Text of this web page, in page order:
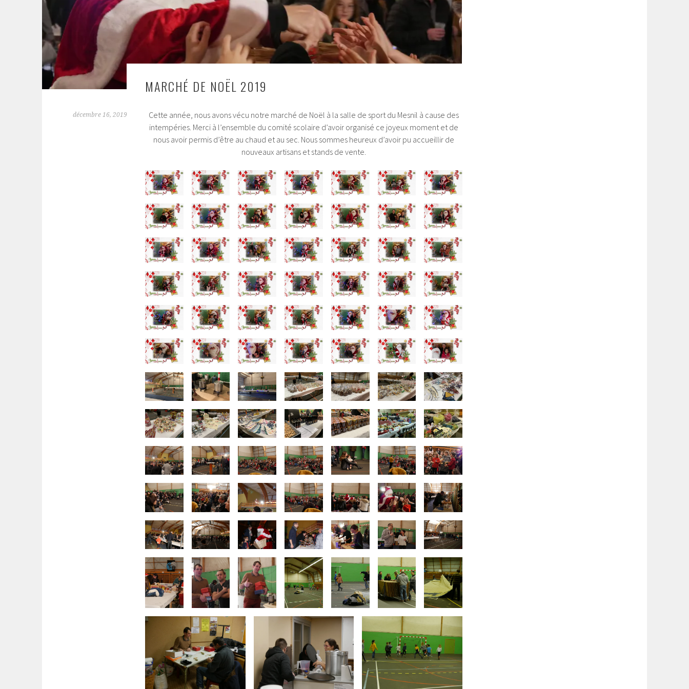
MARCHÉ DE NOËL 2019
décembre 16, 2019
Cette année, nous avons vécu notre marché de Noël à la salle de sport du Mesnil à cause des
intempéries. Merci à l’ensemble du comité scolaire d’avoir organisé ce joyeux moment et de
nous avoir permis d’être au chaud et au sec. Nous sommes heureux d’avoir pu accueillir de
nouveaux artisans et stands de vente.